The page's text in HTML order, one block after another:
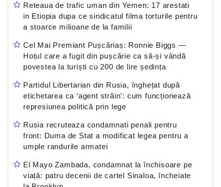
Reteaua de trafic uman din Yemen: 17 arestati
in Etiopia dupa ce sindicatul filma torturile pentru
a stoarce milioane de la familii
Cel Mai Premiant Pușcăriaș: Ronnie Biggs —
Hoțul care a fugit din pușcărie ca să-și vândă
povestea la turiști cu 200 de lire ședința
Partidul Libertarian din Rusia, înghețat după
etichetarea ca ‘agent străin’: cum funcționează
represiunea politică prin lege
Rusia recruteaza condamnati penali pentru
front: Duma de Stat a modificat legea pentru a
umple randurile armatei
El Mayo Zambada, condamnat la închisoare pe
viață: patru decenii de cartel Sinaloa, încheiate